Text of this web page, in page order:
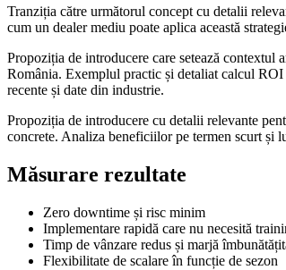
Tranziția către următorul concept cu detalii
cum un dealer mediu poate aplica această
Propoziția de introducere care setează
România. Exemplul practic și detaliat calcul
recente și date din industrie.
Propoziția de introducere cu detalii relevante
concrete. Analiza beneficiilor pe termen scurt și
Măsurare rezultate
Zero downtime și risc minim
Implementare rapidă care nu necesită
Timp de vânzare redus și marjă
Flexibilitate de scalare în funcție de sezon